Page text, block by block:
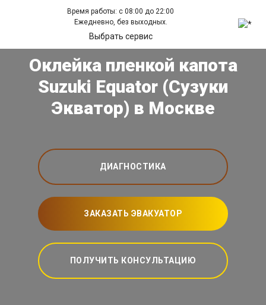
Время работы: с 08:00 до 22:00
Ежедневно, без выходных.
Выбрать сервис
Оклейка пленкой капота
Suzuki Equator (Сузуки
Экватор) в Москве
ДИАГНОСТИКА
ЗАКАЗАТЬ ЭВАКУАТОР
ПОЛУЧИТЬ КОНСУЛЬТАЦИЮ